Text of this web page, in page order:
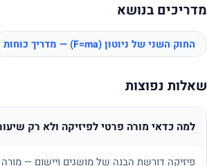
מדריכים בנושא
החוק השני של ניוטון (F=ma) — מדריך כוחות
שאלות נפוצות
למה כדאי מורה פרטי לפיזיקה ולא רק
פיזיקה דורשת הבנה של מושגים ויישום —